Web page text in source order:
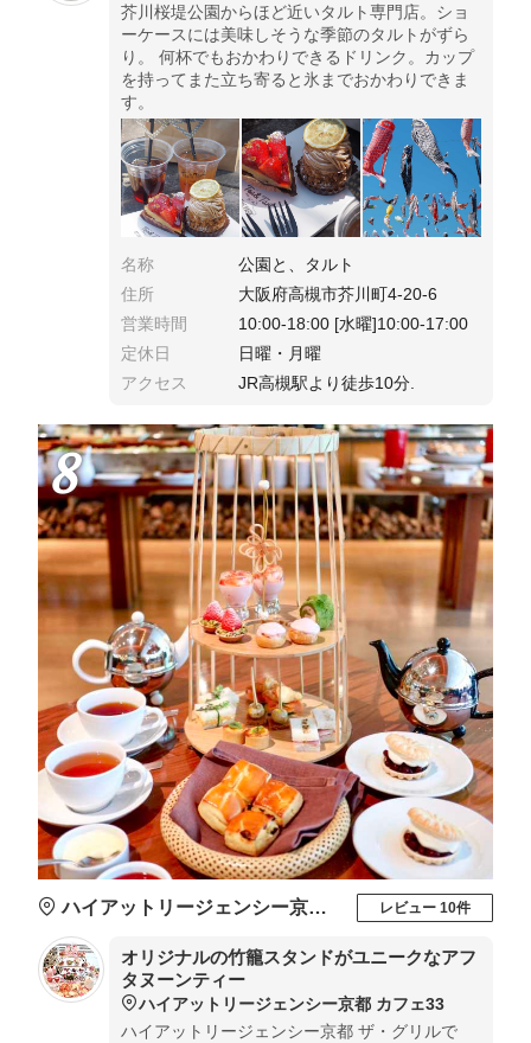
芥川桜堤公園からほど近いタルト専門店。ショ
ーケースには美味しそうな季節のタルトがずら
り。 何杯でもおかわりできるドリンク。カップ
を持ってまた立ち寄ると氷までおかわりできま
す。
名称
公園と、タルト
住所
大阪府高槻市芥川町4-20-6
営業時間
10:00-18:00 [水曜]10:00-17:00
定休日
日曜・月曜
アクセス
JR高槻駅より徒歩10分.
8
ハイアットリージェンシー京都 カフェ33 レビュー 10件
オリジナルの竹籠スタンドがユニークなアフ
タヌーンティー
ハイアットリージェンシー京都 カフェ33
ハイアットリージェンシー京都 ザ・グリルで